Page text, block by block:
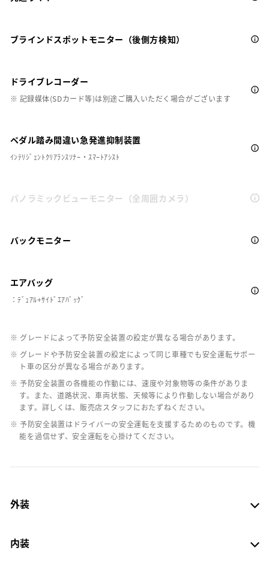
ブラインドスポットモニター（後側方検知）
ドライブレコーダー
※ 記録媒体(SDカード等)は別途ご購入いただく場合がございます
ペダル踏み間違い急発進抑制装置
ｲﾝﾃﾘｼﾞｪﾝﾄｸﾘｱﾗﾝｽｿﾅｰ・ｽﾏｰﾄｱｼｽﾄ
パノラミックビューモニター（全周囲カメラ）
バックモニター
エアバッグ
：ﾃﾞｭｱﾙ+ｻｲﾄﾞｴｱﾊﾞｯｸﾞ
※ グレードによって予防安全装置の設定が異なる場合があります。
※ グレードや予防安全装置の設定によって同じ車種でも安全運転サポー
ト車の区分が異なる場合があります。
※ 予防安全装置の各機能の作動には、速度や対象物等の条件がありま
す。また、道路状況、車両状態、天候等により作動しない場合があり
ます。詳しくは、販売店スタッフにおたずねください。
※ 予防安全装置はドライバーの安全運転を支援するためのものです。機
能を過信せず、安全運転を心掛けてください。
外装
内装